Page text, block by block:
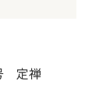
定禅